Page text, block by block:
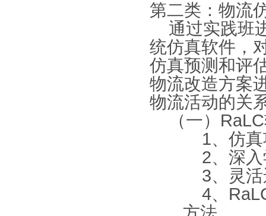
第二类：物流
通过实践班
统仿真软件，
仿真预测和评
物流改造方案
物流活动的关
（一）
1、仿
2、深
3、灵
4、